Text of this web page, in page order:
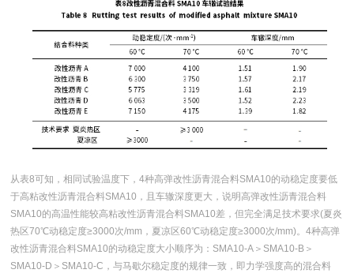
从表8可知，相同试验温度下，4种高弹改性沥青混合料SMA10的动稳定度要低
于高粘改性沥青混合料SMA10，且车辙深度更大，说明高弹改性沥青混合料
SMA10的高温性能较高粘改性沥青混合料SMA10差，但完全满足技术要求(夏炎
热区70℃动稳定度≥3000次/mm，夏凉区60℃动稳定度≥3000次/mm)。4种高弹
改性沥青混合料SMA10的动稳定度大小顺序为：SMA10-A＞SMA10-B＞
SMA10-D＞SMA10-C，与马歇尔稳定度的规律一致，即力学强度高的混合料